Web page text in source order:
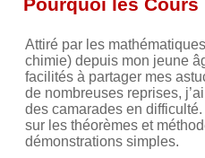
Attiré par les
chimie) depuis mon jeune
facilités à partager mes
de nombreuses reprises,
des camarades en
sur les théorèmes et
démonstrations simples.